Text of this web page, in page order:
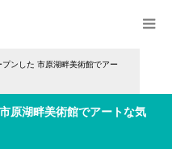
ンした 市原湖畔美術館でアー
原湖畔美術館でアートな気